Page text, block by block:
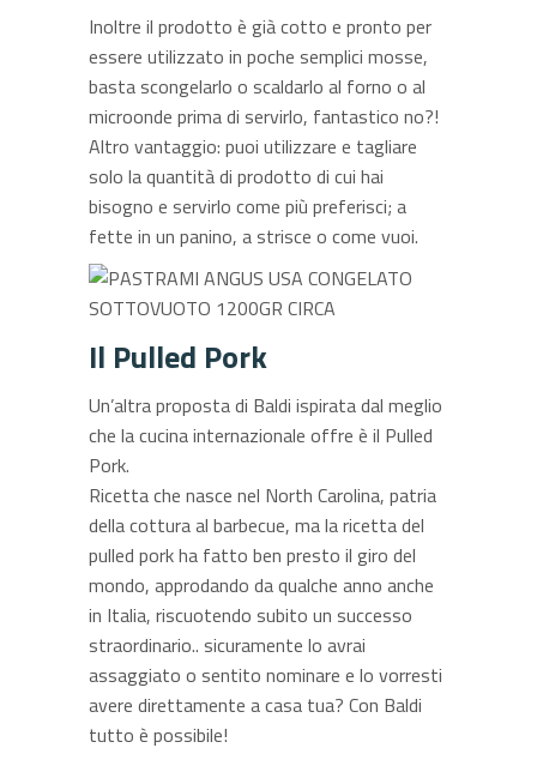
Inoltre il prodotto è già cotto e pronto per
essere utilizzato in poche semplici mosse,
basta scongelarlo o scaldarlo al forno o al
microonde prima di servirlo, fantastico no?!
Altro vantaggio: puoi utilizzare e tagliare
solo la quantità di prodotto di cui hai
bisogno e servirlo come più preferisci; a
fette in un panino, a strisce o come vuoi.
Il Pulled Pork
Un’altra proposta di Baldi ispirata dal meglio
che la cucina internazionale offre è il Pulled
Pork.
Ricetta che nasce nel North Carolina, patria
della cottura al barbecue, ma la ricetta del
pulled pork ha fatto ben presto il giro del
mondo, approdando da qualche anno anche
in Italia, riscuotendo subito un successo
straordinario.. sicuramente lo avrai
assaggiato o sentito nominare e lo vorresti
avere direttamente a casa tua? Con Baldi
tutto è possibile!